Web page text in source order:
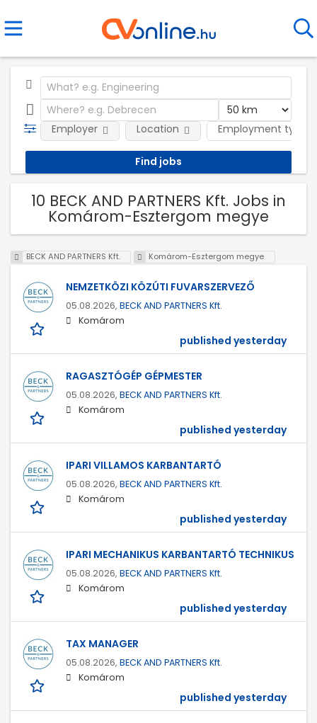
Employment type
Employer Location
10 BECK AND PARTNERS Kft. Jobs in
Komárom-Esztergom megye
BECK AND PARTNERS Kft. Komárom-Esztergom megye
NEMZETKÖZI KÖZÚTI FUVARSZERVEZŐ
05.08.2026, BECK AND PARTNERS Kft.
Komárom
published yesterday
RAGASZTÓGÉP GÉPMESTER
05.08.2026, BECK AND PARTNERS Kft.
Komárom
published yesterday
IPARI VILLAMOS KARBANTARTÓ
05.08.2026, BECK AND PARTNERS Kft.
Komárom
published yesterday
IPARI MECHANIKUS KARBANTARTÓ TECHNIKUS
05.08.2026, BECK AND PARTNERS Kft.
Komárom
published yesterday
TAX MANAGER
05.08.2026, BECK AND PARTNERS Kft.
Komárom
published yesterday